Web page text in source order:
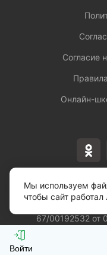
Войти
67/00192532 от
Согласие
Онлайн-
Мы используем
чтобы сайт работал